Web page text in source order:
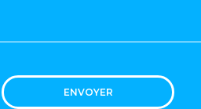
ENVOYER